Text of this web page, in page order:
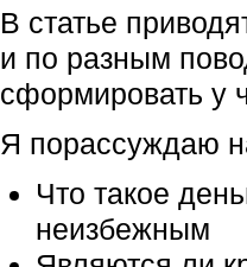
В статье
и по разным
сформировать у
Я порассуждаю
Что такое
неизбежным